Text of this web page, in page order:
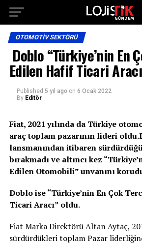
OTOMOTIV SEKTÖRÜ
Doblo “Türkiye’nin En
Edilen Hafif Ticari
Published 5 yıl ago on 6 Ocak 2022
By Editör
Fiat, 2021 yılında da Türkiye
araç toplam pazarının lideri oldu.
lansmanından itibaren
bırakmadı ve altıncı kez
Edilen Otomobili” unvanını
Doblo ise “Türkiye’nin En Çok
Ticari Aracı” oldu.
Fiat Marka Direktörü Altan Aytaç,
sürdürdükleri toplam Pazar